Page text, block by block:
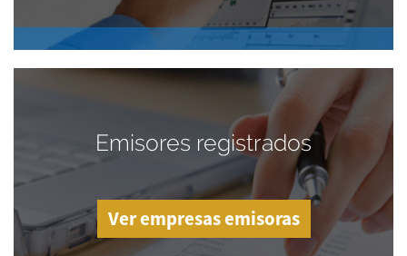
Emisores registrados
Ver empresas emisoras